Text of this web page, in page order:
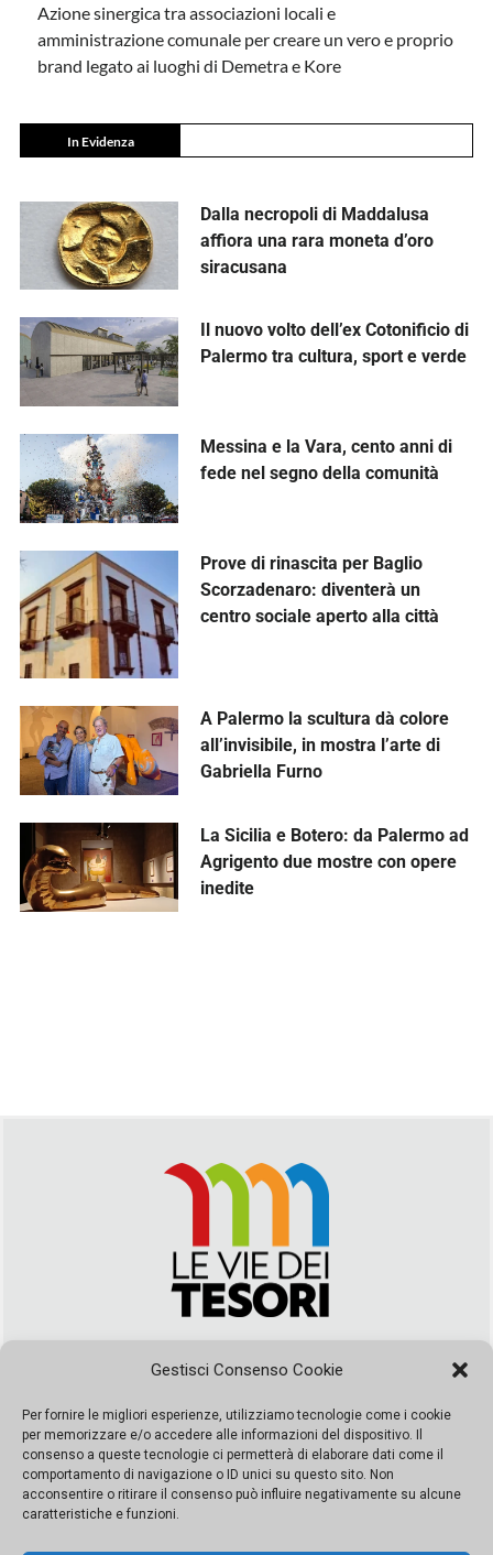
Gestisci Consenso Cookie
Per fornire le migliori esperienze, utilizziamo tecnologie come i cookie
per memorizzare e/o accedere alle informazioni del dispositivo. Il
consenso a queste tecnologie ci permetterà di elaborare dati come il
comportamento di navigazione o ID unici su questo sito. Non
acconsentire o ritirare il consenso può influire negativamente su alcune
caratteristiche e funzioni.
Azione sinergica tra associazioni locali e
amministrazione comunale per creare un vero e proprio
brand legato ai luoghi di Demetra e Kore
In Evidenza
Dalla necropoli di Maddalusa
affiora una rara moneta d’oro
siracusana
Il nuovo volto dell’ex Cotonificio di
Palermo tra cultura, sport e verde
Messina e la Vara, cento anni di
fede nel segno della comunità
Prove di rinascita per Baglio
Scorzadenaro: diventerà un
centro sociale aperto alla città
A Palermo la scultura dà colore
all’invisibile, in mostra l’arte di
Gabriella Furno
La Sicilia e Botero: da Palermo ad
Agrigento due mostre con opere
inedite
segreteria@leviedeitesori.it
Direttore ResponsabileMarcello Barbaro – Aut. del tribunale di
Palermo n. 19 del 2017 iscrizione al roc numero 37003 Editore
Porta Felice Srl. Sede legale: Via Libertà 93 – 90143 Palermo
Società iscritta alla Camera di Commercio di Palermo Ufficio